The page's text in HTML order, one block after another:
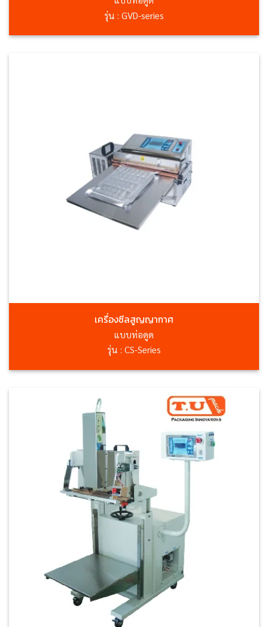
รุ่น : GVD-series
เครื่องซีลสูญญากาศ
แบบท่อดูด
รุ่น : CS-Series